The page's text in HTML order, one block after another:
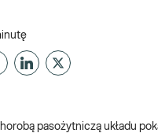
pasożytniczą układu